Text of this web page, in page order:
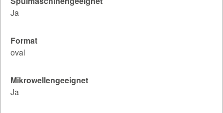
Ja
Format
oval
Mikrowellengeeignet
Ja